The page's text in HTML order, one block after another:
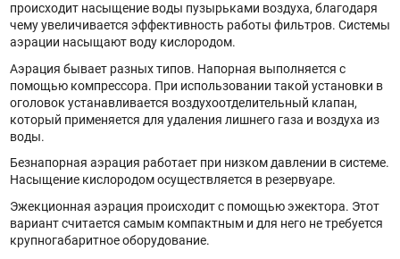
происходит насыщение воды пузырьками воздуха, благодаря
чему увеличивается эффективность работы фильтров. Системы
аэрации насыщают воду кислородом.
Аэрация бывает разных типов. Напорная выполняется с
помощью компрессора. При использовании такой установки в
оголовок устанавливается воздухоотделительный клапан,
который применяется для удаления лишнего газа и воздуха из
воды.
Безнапорная аэрация работает при низком давлении в системе.
Насыщение кислородом осуществляется в резервуаре.
Эжекционная аэрация происходит с помощью эжектора. Этот
вариант считается самым компактным и для него не требуется
крупногабаритное оборудование.